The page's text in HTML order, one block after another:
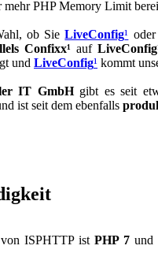
PHP Memory Limit
ob SieLiveConfig¹
Confixx¹ auf
und LiveConfig¹ kommt
IT GmbHgibt es seit
ist seit dem ebenfalls
von ISPHTTP ist PHP 7 und